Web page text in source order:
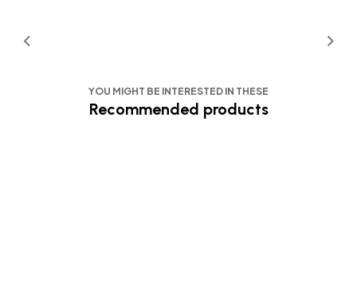
YOU MIGHT BE INTERESTED IN THESE
Recommended products